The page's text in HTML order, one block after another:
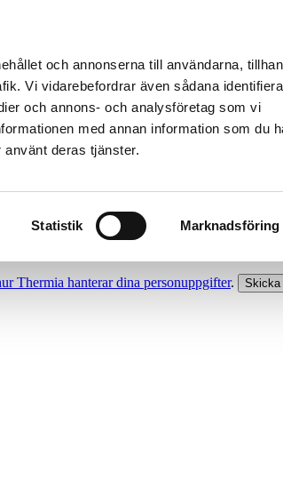
och annonserna till användarna,
Vi vidarebefordrar även sådana
och annons- och analysföretag som vi
med annan information som du
deras tjänster.
Statistik Marknadsföring
Thermia hanterar dina personuppgifter.